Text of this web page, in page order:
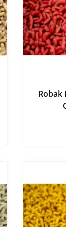
Robak